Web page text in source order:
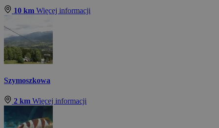
10 km Więcej informacji
Szymoszkowa
2 km Więcej informacji